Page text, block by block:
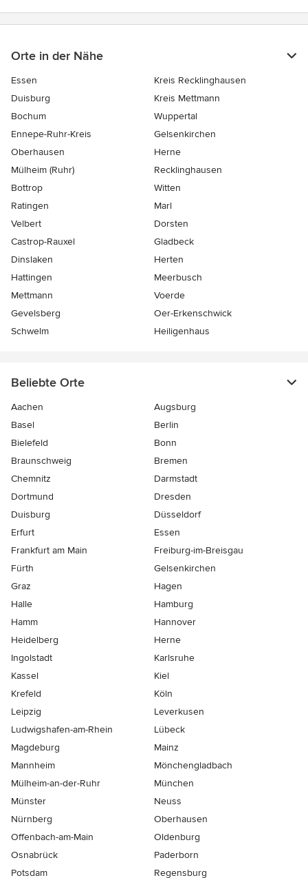
Orte in der Nähe
Essen
Kreis Recklinghausen
Duisburg
Kreis Mettmann
Bochum
Wuppertal
Ennepe-Ruhr-Kreis
Gelsenkirchen
Oberhausen
Herne
Mülheim (Ruhr)
Recklinghausen
Bottrop
Witten
Ratingen
Marl
Velbert
Dorsten
Castrop-Rauxel
Gladbeck
Dinslaken
Herten
Hattingen
Meerbusch
Mettmann
Voerde
Gevelsberg
Oer-Erkenschwick
Schwelm
Heiligenhaus
Beliebte Orte
Aachen
Augsburg
Basel
Berlin
Bielefeld
Bonn
Braunschweig
Bremen
Chemnitz
Darmstadt
Dortmund
Dresden
Duisburg
Düsseldorf
Erfurt
Essen
Frankfurt am Main
Freiburg-im-Breisgau
Fürth
Gelsenkirchen
Graz
Hagen
Halle
Hamburg
Hamm
Hannover
Heidelberg
Herne
Ingolstadt
Karlsruhe
Kassel
Kiel
Krefeld
Köln
Leipzig
Leverkusen
Ludwigshafen-am-Rhein
Lübeck
Magdeburg
Mainz
Mannheim
Mönchen­gladbach
Mülheim-an-der-Ruhr
München
Münster
Neuss
Nürnberg
Oberhausen
Offenbach-am-Main
Oldenburg
Osnabrück
Paderborn
Potsdam
Regensburg